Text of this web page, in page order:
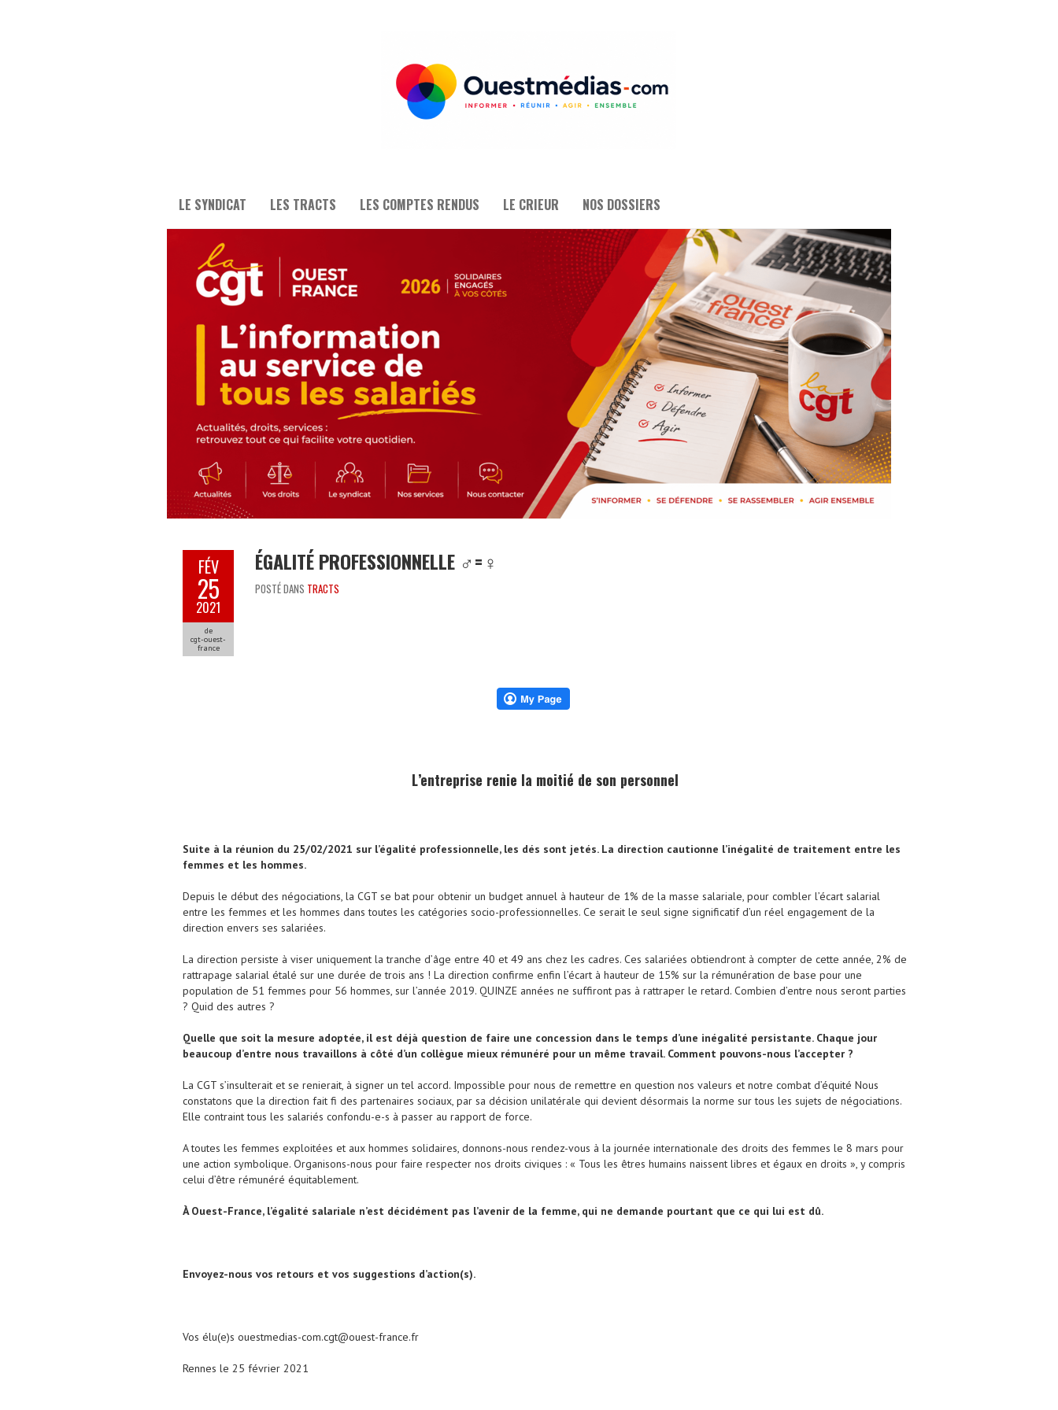
LE SYNDICAT LES TRACTS LES COMPTES RENDUS LE CRIEUR NOS DOSSIERS
FÉV
25
2021
de
cgt-ouest-
france
ÉGALITÉ PROFESSIONNELLE ♂️=♀️
POSTÉ DANS TRACTS
L’entreprise renie la moitié de son personnel
Suite à la réunion du 25/02/2021 sur l’égalité professionnelle, les dés sont jetés. La direction cautionne l’inégalité de traitement entre les
femmes et les hommes.
Depuis le début des négociations, la CGT se bat pour obtenir un budget annuel à hauteur de 1% de la masse salariale, pour combler l’écart salarial
entre les femmes et les hommes dans toutes les catégories socio-professionnelles. Ce serait le seul signe significatif d’un réel engagement de la
direction envers ses salariées.
La direction persiste à viser uniquement la tranche d’âge entre 40 et 49 ans chez les cadres. Ces salariées obtiendront à compter de cette année, 2% de
rattrapage salarial étalé sur une durée de trois ans ! La direction confirme enfin l’écart à hauteur de 15% sur la rémunération de base pour une
population de 51 femmes pour 56 hommes, sur l’année 2019. QUINZE années ne suffiront pas à rattraper le retard. Combien d’entre nous seront parties
? Quid des autres ?
Quelle que soit la mesure adoptée, il est déjà question de faire une concession dans le temps d’une inégalité persistante. Chaque jour
beaucoup d’entre nous travaillons à côté d’un collègue mieux rémunéré pour un même travail. Comment pouvons-nous l’accepter ?
La CGT s’insulterait et se renierait, à signer un tel accord. Impossible pour nous de remettre en question nos valeurs et notre combat d’équité Nous
constatons que la direction fait fi des partenaires sociaux, par sa décision unilatérale qui devient désormais la norme sur tous les sujets de négociations.
Elle contraint tous les salariés confondu-e-s à passer au rapport de force.
A toutes les femmes exploitées et aux hommes solidaires, donnons-nous rendez-vous à la journée internationale des droits des femmes le 8 mars pour
une action symbolique. Organisons-nous pour faire respecter nos droits civiques : « Tous les êtres humains naissent libres et égaux en droits », y compris
celui d’être rémunéré équitablement.
À Ouest-France, l’égalité salariale n’est décidément pas l’avenir de la femme, qui ne demande pourtant que ce qui lui est dû.
Envoyez-nous vos retours et vos suggestions d’action(s).
Vos élu(e)s ouestmedias-com.cgt@ouest-france.fr
Rennes le 25 février 2021